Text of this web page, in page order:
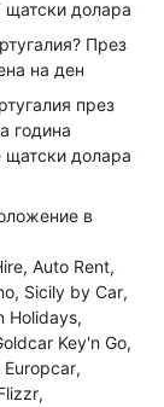
щатски долара
През
на ден
през
година
щатски долара
в
Auto Rent
Sicily by Car
Holidays
Key'n Go
Europcar